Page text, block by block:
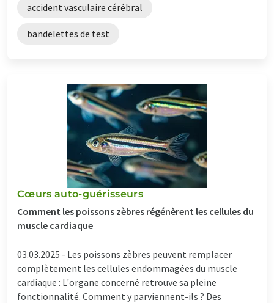
accident vasculaire cérébral
bandelettes de test
Cœurs auto-guérisseurs
Comment les poissons zèbres régénèrent les cellules du
muscle cardiaque
03.03.2025 - Les poissons zèbres peuvent remplacer
complètement les cellules endommagées du muscle
cardiaque : L'organe concerné retrouve sa pleine
fonctionnalité. Comment y parviennent-ils ? Des